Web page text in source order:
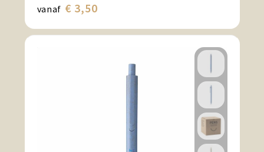
vanaf € 3,50